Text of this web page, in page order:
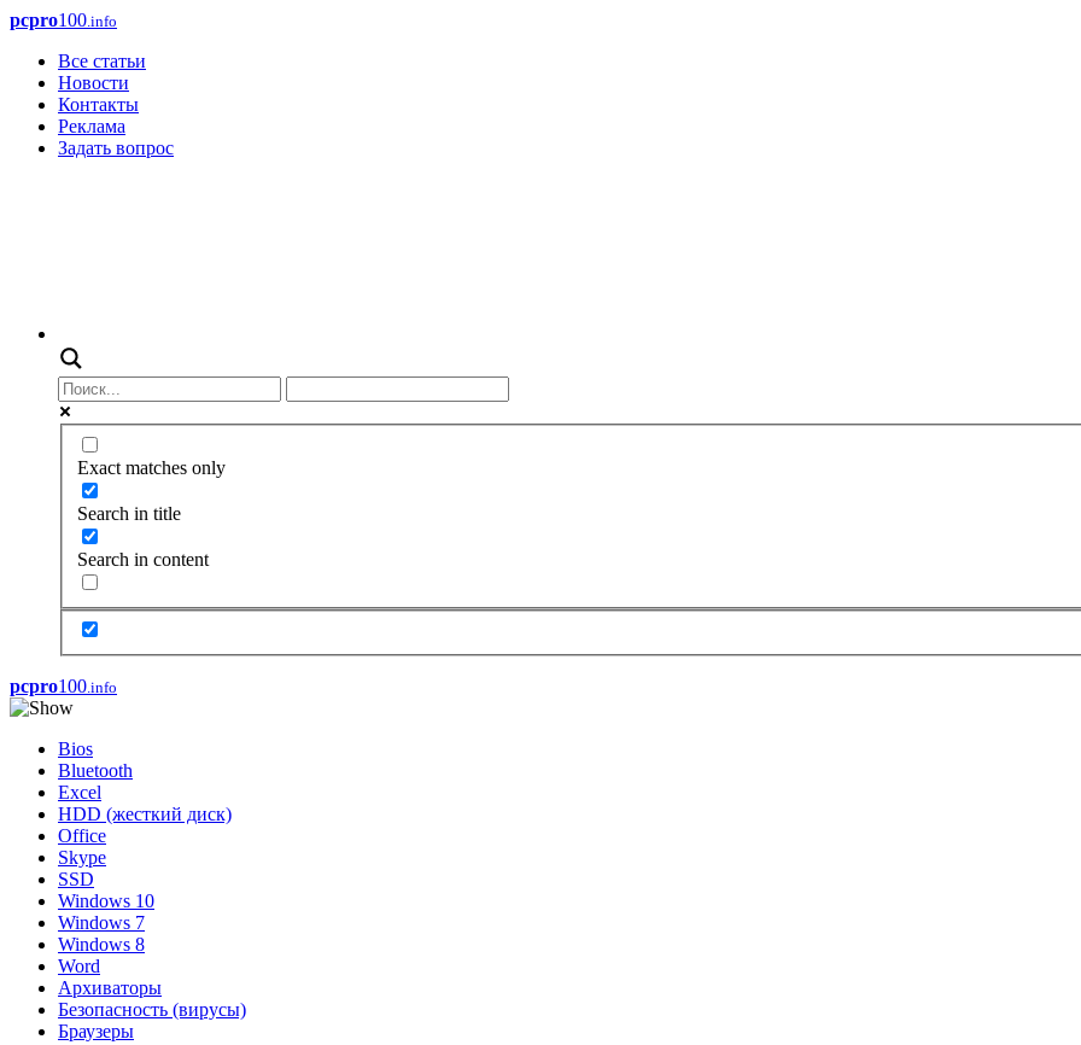
pcpro100.info
Все статьи
Новости
Контакты
Реклама
Задать вопрос
Exact matches only
Search in title
Search in content
pcpro100.info
Bios
Bluetooth
Excel
HDD (жесткий диск)
Office
Skype
SSD
Windows 10
Windows 7
Windows 8
Word
Архиваторы
Безопасность (вирусы)
Браузеры